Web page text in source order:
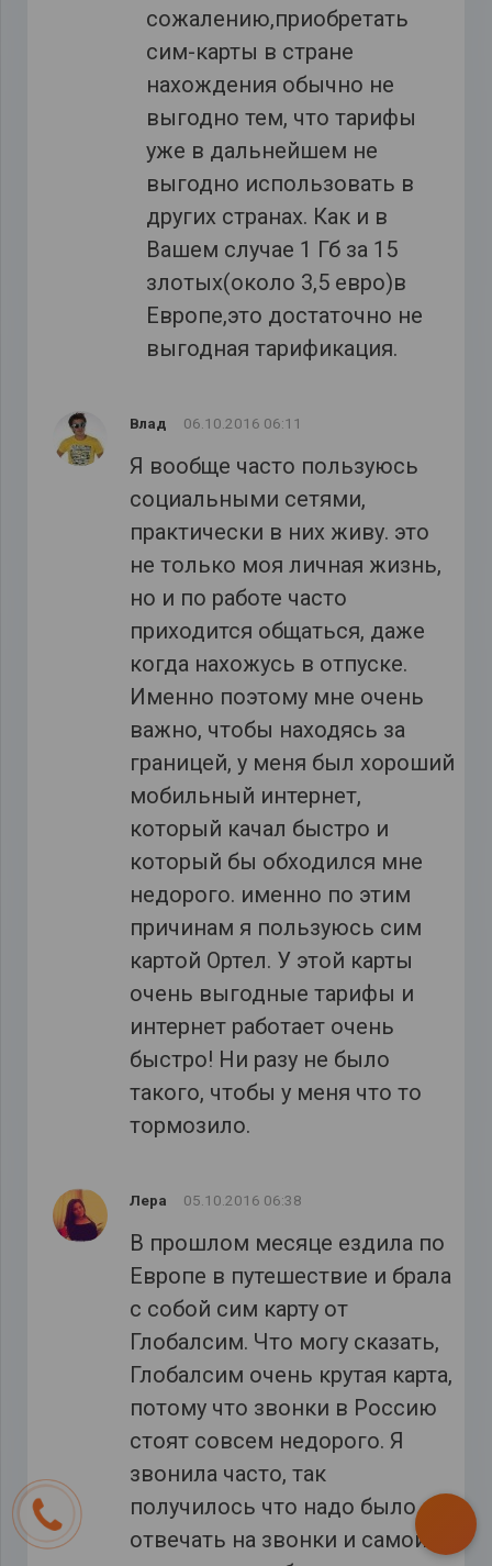
сожалению,приобретать
сим-карты в стране
нахождения обычно не
выгодно тем, что тарифы
уже в дальнейшем не
выгодно использовать в
других странах. Как и в
Вашем случае 1 Гб за 15
злотых(около 3,5 евро)в
Европе,это достаточно не
выгодная тарификация.
Влад 06.10.2016 06:11
Я вообще часто пользуюсь
социальными сетями,
практически в них живу. это
не только моя личная жизнь,
но и по работе часто
приходится общаться, даже
когда нахожусь в отпуске.
Именно поэтому мне очень
важно, чтобы находясь за
границей, у меня был хороший
мобильный интернет,
который качал быстро и
который бы обходился мне
недорого. именно по этим
причинам я пользуюсь сим
картой Ортел. У этой карты
очень выгодные тарифы и
интернет работает очень
быстро! Ни разу не было
такого, чтобы у меня что то
тормозило.
Лера 05.10.2016 06:38
В прошлом месяце ездила по
Европе в путешествие и брала
с собой сим карту от
Глобалсим. Что могу сказать,
Глобалсим очень крутая карта,
потому что звонки в Россию
стоят совсем недорого. Я
звонила часто, так
получилось что надо было
отвечать на звонки и самой